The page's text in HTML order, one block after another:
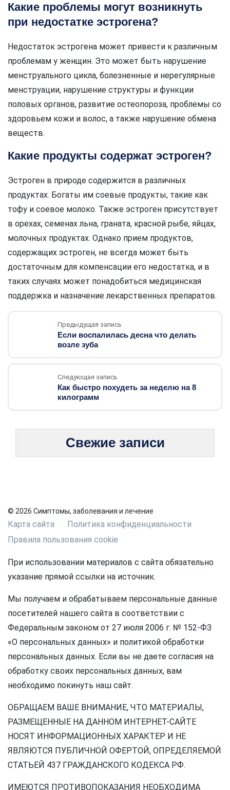
Какие проблемы могут возникнуть
при недостатке эстрогена?
Недостаток эстрогена может привести к различным
проблемам у женщин. Это может быть нарушение
менструального цикла, болезненные и нерегулярные
менструации, нарушение структуры и функции
половых органов, развитие остеопороза, проблемы со
здоровьем кожи и волос, а также нарушение обмена
веществ.
Какие продукты содержат эстроген?
Эстроген в природе содержится в различных
продуктах. Богаты им соевые продукты, такие как
тофу и соевое молоко. Также эстроген присутствует
в орехах, семенах льна, граната, красной рыбе, яйцах,
молочных продуктах. Однако прием продуктов,
содержащих эстроген, не всегда может быть
достаточным для компенсации его недостатка, и в
таких случаях может понадобиться медицинская
поддержка и назначение лекарственных препаратов.
Предыдущая запись
Если воспалилась десна что делать
возле зуба
Следующая запись
Как быстро похудеть за неделю на 8
килограмм
Свежие записи
© 2026 Симптомы, заболевания и лечение
Карта сайта
Политика конфиденциальности
Правила пользования cookie
При использовании материалов с сайта обязательно
указание прямой ссылки на источник.
Мы получаем и обрабатываем персональные данные
посетителей нашего сайта в соответствии с
Федеральным законом от 27 июля 2006 г. № 152-ФЗ
«О персональных данных» и политикой обработки
персональных данных. Если вы не даете согласия на
обработку своих персональных данных, вам
необходимо покинуть наш сайт.
ОБРАЩАЕМ ВАШЕ ВНИМАНИЕ, ЧТО МАТЕРИАЛЫ,
РАЗМЕЩЕННЫЕ НА ДАННОМ ИНТЕРНЕТ-САЙТЕ
НОСЯТ ИНФОРМАЦИОННЫХ ХАРАКТЕР И НЕ
ЯВЛЯЮТСЯ ПУБЛИЧНОЙ ОФЕРТОЙ, ОПРЕДЕЛЯЕМОЙ
СТАТЬЕЙ 437 ГРАЖДАНСКОГО КОДЕКСА РФ.
ИМЕЮТСЯ ПРОТИВОПОКАЗАНИЯ НЕОБХОДИМА